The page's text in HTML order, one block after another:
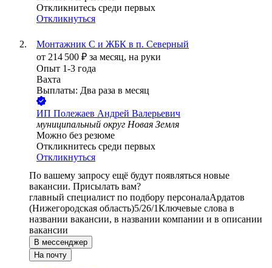
Откликнитесь среди первых
Откликнуться
Монтажник С и ЖБК в п. Северный
от 214 500 ₽ за месяц, на руки
Опыт 1-3 года
Вахта
Выплаты: Два раза в месяц
ИП Полежаев Андрей Валерьевич
муниципальный округ Новая Земля
Можно без резюме
Откликнитесь среди первых
Откликнуться
По вашему запросу ещё будут появляться новые
вакансии. Присылать вам?
главный специалист по подбору персоналаАрдатов
(Нижегородская область)5/26/1Ключевые слова в
названии вакансии, в названии компании и в описании
вакансии
В мессенджер
На почту